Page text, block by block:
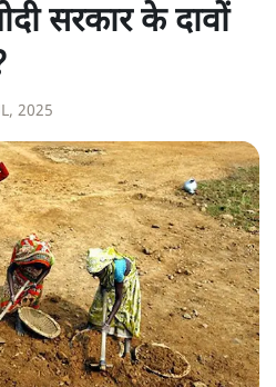
सरकार के दावों
2025